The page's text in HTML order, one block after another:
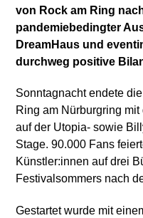
von Rock am Ring
pandemiebedingter
DreamHaus und
durchweg positive
Sonntagnacht endete
Ring am Nürburgring
auf der Utopia- sowie
Stage. 90.000 Fans
Künstler:innen auf drei
Festivalsommers nach
Gestartet wurde mit